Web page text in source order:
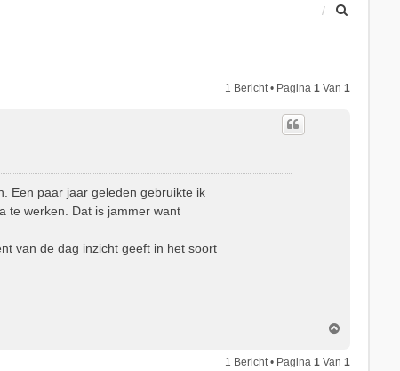
1 Bericht • Pagina1 Van1
Een paar jaar geleden gebruikte ik
te werken. Dat is jammer want
van de dag inzicht geeft in het soort
h
1 Bericht • Pagina1 Van1